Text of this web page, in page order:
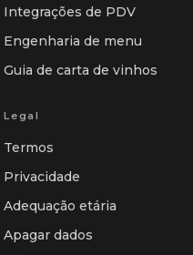
Integrações de PDV
Engenharia de menu
Guia de carta de vinhos
Legal
Termos
Privacidade
Adequação etária
Apagar dados